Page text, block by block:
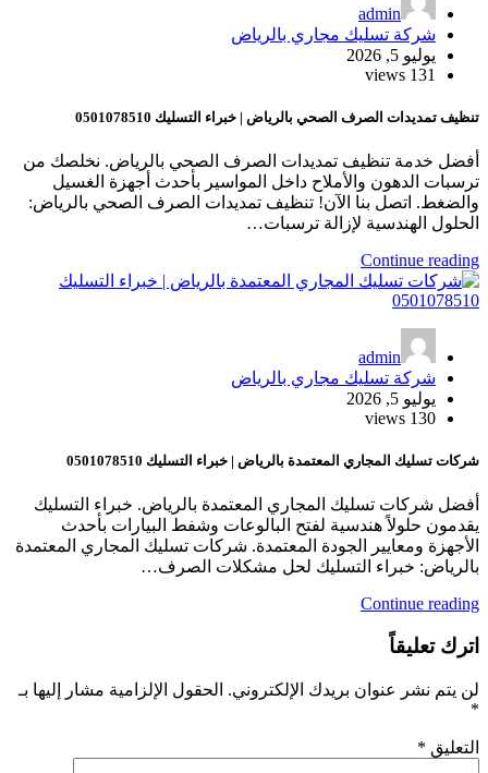
admin
شركة تسليك مجاري بالرياض
يوليو 5, 2026
131 views
تنظيف تمديدات الصرف الصحي بالرياض | خبراء التسليك 0501078510
أفضل خدمة تنظيف تمديدات الصرف الصحي بالرياض. نخلصك من
ترسبات الدهون والأملاح داخل المواسير بأحدث أجهزة الغسيل
والضغط. اتصل بنا الآن! تنظيف تمديدات الصرف الصحي بالرياض:
الحلول الهندسية لإزالة ترسبات…
Continue reading
admin
شركة تسليك مجاري بالرياض
يوليو 5, 2026
130 views
شركات تسليك المجاري المعتمدة بالرياض | خبراء التسليك 0501078510
أفضل شركات تسليك المجاري المعتمدة بالرياض. خبراء التسليك
يقدمون حلولاً هندسية لفتح البالوعات وشفط البيارات بأحدث
الأجهزة ومعايير الجودة المعتمدة. شركات تسليك المجاري المعتمدة
بالرياض: خبراء التسليك لحل مشكلات الصرف…
Continue reading
اترك تعليقاً
لن يتم نشر عنوان بريدك الإلكتروني. الحقول الإلزامية مشار إليها بـ
*
التعليق *